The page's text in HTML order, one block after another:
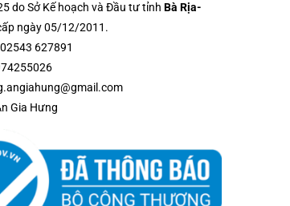
do Sở Kế hoạch và Đầu tư tỉnhBà Rịa-
ngày 05/12/2011.
02543 627891
Gia Hưng